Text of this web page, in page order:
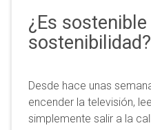
¿Es sostenible
sostenibilidad?
Desde hace unas
encender la televisión,
simplemente salir a la